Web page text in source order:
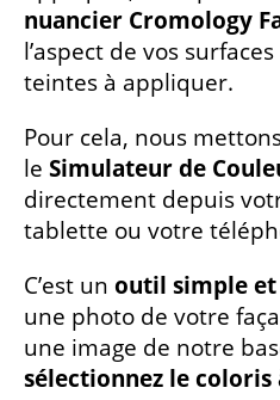
nuancier Cromology
l’aspect de vos
teintes à appliquer.
Pour cela, nous
le Simulateur de
directement depuis
tablette ou votre
C’est un outil simple
une photo de votre
une image de notre
sélectionnez le